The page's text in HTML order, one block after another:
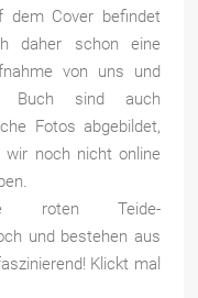
dem Cover befindet
daher schon eine
von uns und
Buch sind auch
Fotos abgebildet,
wir noch nicht online
roten Teide-
und bestehen aus
Klickt mal